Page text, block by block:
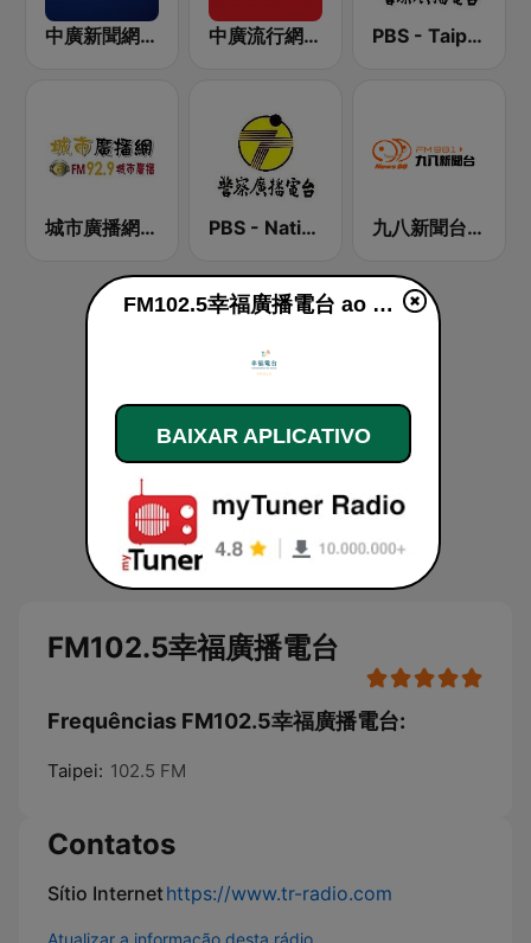
中廣新聞網 BCC News Radio 中廣流行網 I like radio PBS - Taipei Sub-Station
城市廣播網 FM 92.9 城市廣播 PBS - National Transportation 九八新聞台 News98 FM 98.1
FM102.5幸福廣播電台
Frequências FM102.5幸福廣播電台:
Taipei: 102.5 FM
Contatos
Sítio Internethttps://www.tr-radio.com
Atualizar a informação desta rádio
FM102.5幸福廣播電台 ao vivo
BAIXAR APLICATIVO